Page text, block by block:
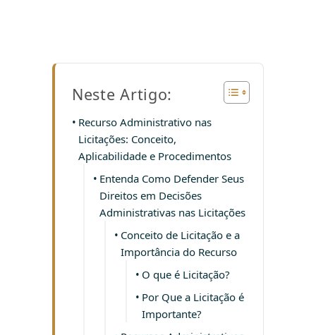
Neste Artigo:
Recurso Administrativo nas
Licitações: Conceito,
Aplicabilidade e Procedimentos
Entenda Como Defender Seus
Direitos em Decisões
Administrativas nas Licitações
Conceito de Licitação e a
Importância do Recurso
O que é Licitação?
Por Que a Licitação é
Importante?